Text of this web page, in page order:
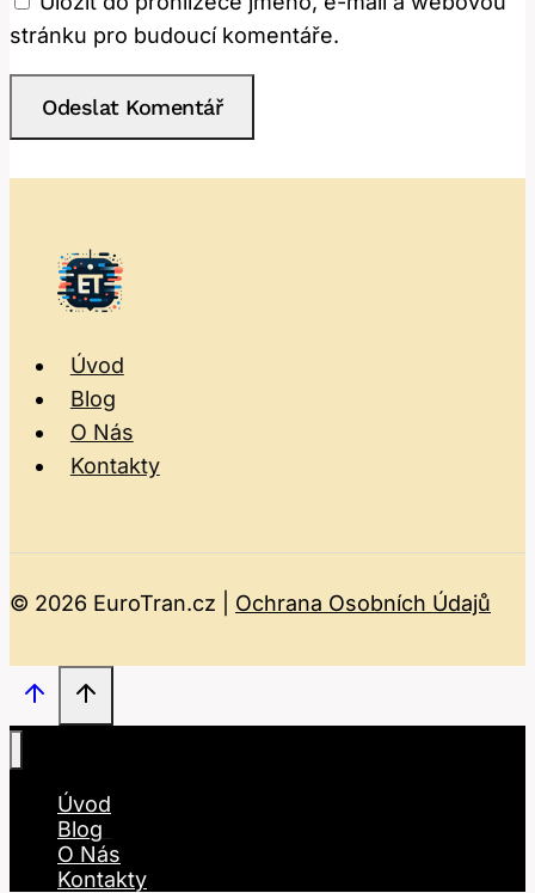
stránku pro budoucí komentáře.
Úvod
Blog
O Nás
Kontakty
© 2026 EuroTran.cz | Ochrana Osobních Údajů
Úvod
Blog
O Nás
Kontakty